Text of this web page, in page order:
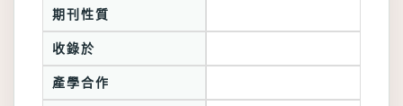
期刊性質
收錄於
產學合作